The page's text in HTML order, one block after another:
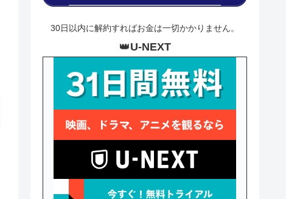
30日以内に解約すればお金は一切かかりません。
👑U-NEXT